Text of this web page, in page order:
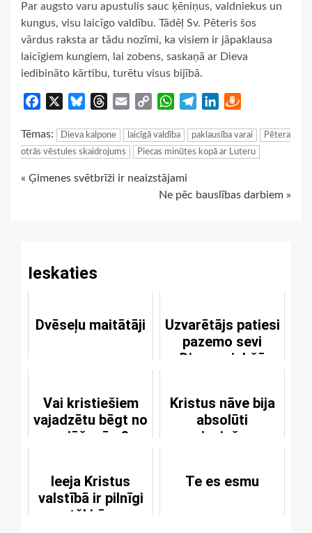
Par augsto varu apustulis sauc ķēniņus, valdniekus un
kungus, visu laicīgo valdību. Tādēļ Sv. Pēteris šos
vārdus raksta ar tādu nozīmi, ka visiem ir jāpaklausa
laicīgiem kungiem, lai zobens, saskaņā ar Dieva
iedibināto kārtību, turētu visus bijībā.
Facebook BlueskyThreads
Email
Copy
WhatsApp
TelegramLinkedIn
Tēmas: Dieva kalpone laicīgā valdība paklausība varai
Pētera
otrās vēstules skaidrojums
Piecas minūtes kopā ar Luteru
Continue
« Ģimenes svētbrīži ir neaizstājami
Ne pēc bauslības darbiem »
Ieskaties
Dvēseļu maitātāji
Uzvarētājs patiesi
pazemo sevi
Dieva priekšā
Vai kristiešiem
vajadzētu bēgt no
vajāšanām?
Kristus nāve bija
absolūti
nepieciešama
Ieeja Kristus
valstībā ir pilnīgi
atšķirīga
Te es esmu